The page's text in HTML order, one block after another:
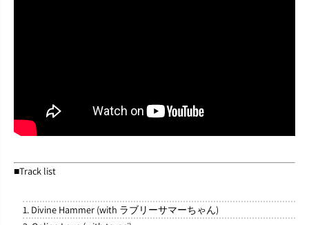
■Track list
1. Divine Hammer (with ラブリーサマーちゃん)